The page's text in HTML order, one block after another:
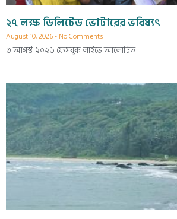
২৭ লক্ষ ডিলিটেড ভোটারের ভবিষ্যৎ
August 10, 2026 No Comments
৩ আগস্ট ২০২৬ ফেসবুক লাইভে আলোচিত।